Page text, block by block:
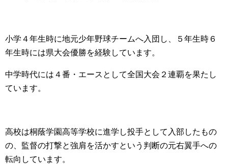
小学４年生時に地元少年野球チームへ入団し、５年生時６
年生時には県大会優勝を経験しています。
中学時代には４番・エースとして全国大会２連覇を果たし
ています。
高校は桐蔭学園高等学校に進学し投手として入部したもの
の、監督の打撃と強肩を活かすという判断の元右翼手への
転向しています。